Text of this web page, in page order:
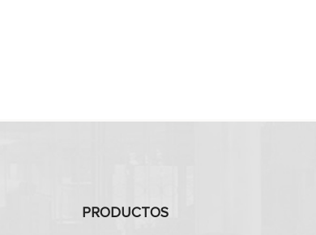
PRODUCTOS